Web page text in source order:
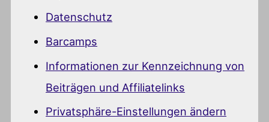
Datenschutz
Barcamps
Informationen zur Kennzeichnung von
Beiträgen und Affiliatelinks
Privatsphäre-Einstellungen ändern